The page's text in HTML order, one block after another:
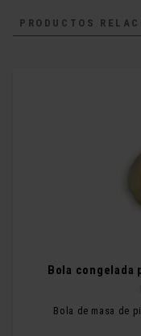
PRODUCTOS
Bola congelada
Bola de masa de